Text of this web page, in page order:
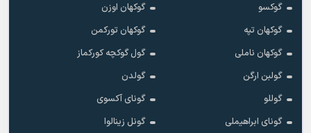
گوکسو
گوکهان اوزن
گوکهان تپه
گوکهان تورکمن
گوکهان ناملی
گول گوکچه کورکماز
گولبن ارگن
گولدن
گوللو
گونای آکسوی
گونای ابراهیملی
گونل زینالوا